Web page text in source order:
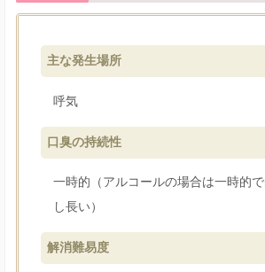
主な発生場所
呼気
口臭の持続性
一時的（アルコールの場合は一時的
し長い）
解消難易度